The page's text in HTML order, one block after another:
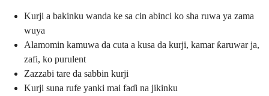
Kurji a bakinku wanda ke sa cin abinci ko sha ruwa ya zama
wuya
Alamomin kamuwa da cuta a kusa da kurji, kamar ƙaruwar ja,
zafi, ko purulent
Zazzabi tare da sabbin kurji
Kurji suna rufe yanki mai faɗi na jikinku